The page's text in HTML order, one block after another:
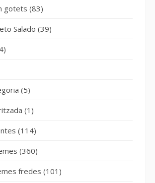
gotets (83)
Salado (39)
(5)
(1)
(114)
(360)
fredes (101)